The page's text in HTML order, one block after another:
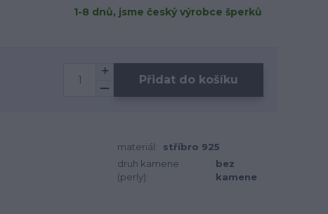
1-8 dnů, jsme český výrobce šperků
Přidat do košíku
materiál:
stříbro 925
druh kamene
(perly):
bez
kamene